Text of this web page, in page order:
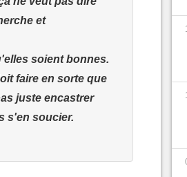
et
soient bonnes.
faire en sorte que
juste encastrer
s'en soucier.